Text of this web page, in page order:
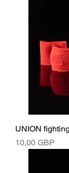
UNION
Ár
10,00 GBP